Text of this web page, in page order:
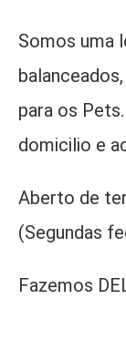
Somos uma
para os
domicilio e
Aberto de
(Segundas
Fazemos